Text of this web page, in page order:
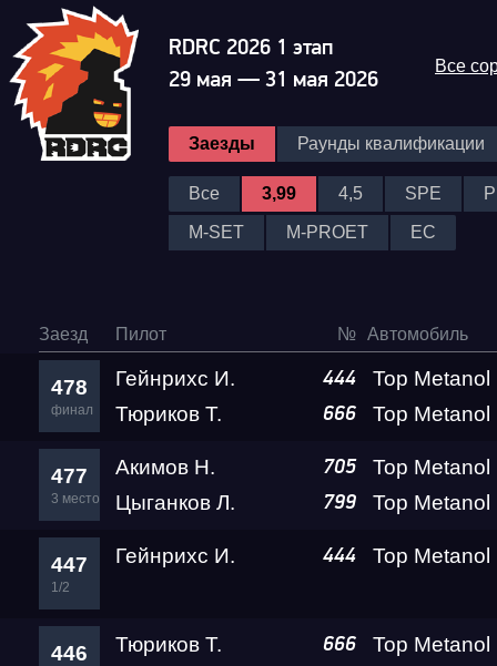
RDRC 2026 1 этап
29 мая — 31 мая 2026
Все
Заезды Раунды квалификации
Все 3,99 4,5 SPE
M-SET M-PROET EC
Заезд Пилот № Автомобиль
478
финал
Гейнрихс И. 444
Тюриков Т. 666
477
3 место
Акимов Н. 705
Цыганков Л. 799
447
1/2
Гейнрихс И. 444
446 Тюриков Т. 666